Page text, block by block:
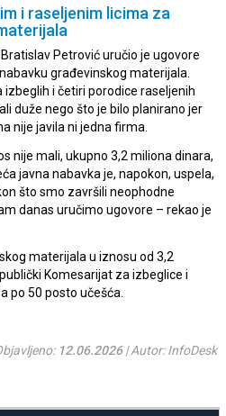
i raseljenim licima za
Petrović uručio je ugovore
građevinskog materijala.
i četiri porodice raseljenih
duže nego što je bilo planirano jer
nije javila ni jedna firma.
nije mali, ukupno 3,2 miliona dinara,
javna nabavka je, napokon, uspela,
što smo završili neophodne
danas uručimo ugovore – rekao je
materijala u iznosu od 3,2
Komesarijat za izbeglice i
po 50 posto učešća.
12.06.2026| Autor: InfoDesk